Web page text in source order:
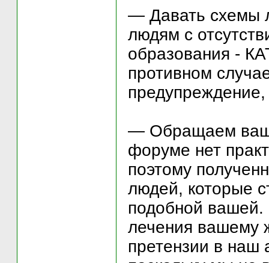
— Давать схемы
людям с
образования -
противном
— Обращаем
форуме нет
поэтому
людей, которые
подобной вашей.
лечения вашему
претензии в наш